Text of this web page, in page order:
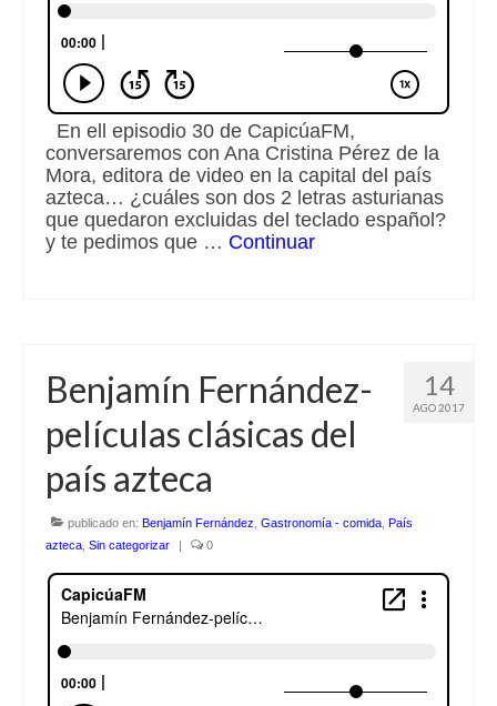
En ell episodio 30 de CapicúaFM,
conversaremos con Ana Cristina Pérez de la
Mora, editora de video en la capital del país
azteca… ¿cuáles son dos 2 letras asturianas
que quedaron excluidas del teclado español?
y te pedimos que … Continuar
14
AGO 2017
Benjamín Fernández-
películas clásicas del
país azteca
publicado en: Benjamín Fernández Gastronomía - comida País
azteca Sin categorizar | 0